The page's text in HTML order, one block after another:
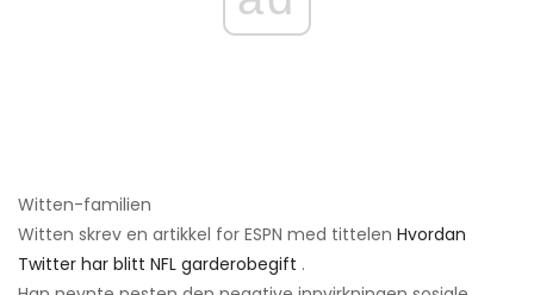
Witten-familien
Witten skrev en artikkel for ESPN med tittelen Hvordan
Twitter har blitt NFL garderobegift .